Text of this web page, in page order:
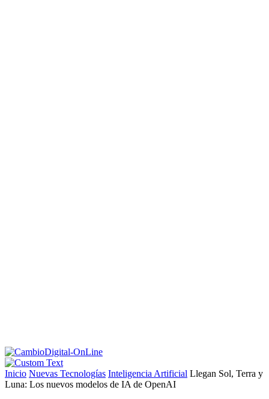
Inicio Nuevas Tecnologías Inteligencia Artificial Llegan Sol, Terra y
Luna: Los nuevos modelos de IA de OpenAI